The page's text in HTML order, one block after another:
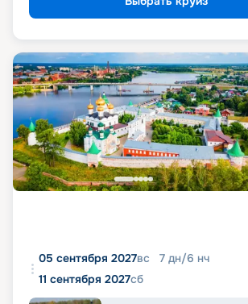
05 сентября 2027вс 7 дн/6 нч
11 сентября 2027сб